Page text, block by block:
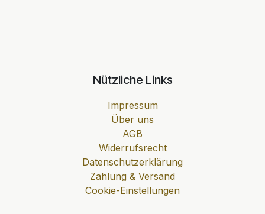
Nützliche Links
Impressum
Über uns
AGB
Widerrufsrecht
Datenschutzerklärung
Zahlung & Versand
Cookie-Einstellungen